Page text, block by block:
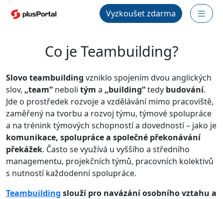
Vyzkoušet zdarma
Co je Teambuilding?
Slovoteambuilding vzniklo spojením dvou anglických
slov, „team“ neboli tým a „building“tedy budování.
Jde o prostředek rozvoje a vzdělávání mimo pracoviště,
zaměřený na tvorbu a rozvoj týmu, týmové spolupráce
a na trénink týmových schopností a dovedností – jako je
komunikace, spolupráce a společné překonávání
překážek. Často se využívá u vyššího a středního
managementu, projekčních týmů, pracovních kolektivů
s nutností každodenní spolupráce.
Teambuilding slouží pro navázání osobního vztahu a